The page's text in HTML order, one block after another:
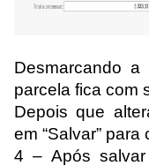
Desmarcando a
parcela fica com
Depois que
em “Salvar”
4 – Apóssalvar